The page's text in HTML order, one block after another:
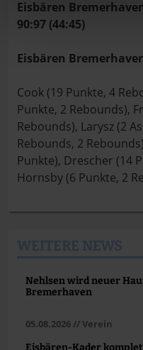
Eisbären
90:97 (44:45)
Eisbären
Cook (19 Punkte, 4
Punkte, 2 Rebounds),
Rebounds), Larysz (2
Rebounds, 2
Punkte), Drescher (14
Hornsby (6 Punkte, 2
Nehlsen wird neuer
Bremerhaven
05.08.2026 // Verein
Eisbären-Kader